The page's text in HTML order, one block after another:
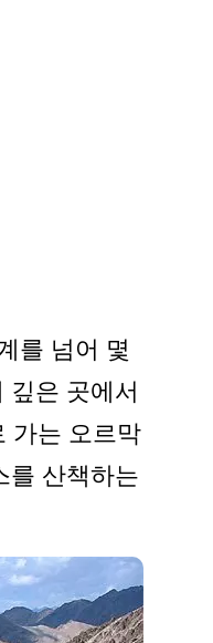
를 넘어 몇
깊은 곳에서
가는 오르막
를 산책하는